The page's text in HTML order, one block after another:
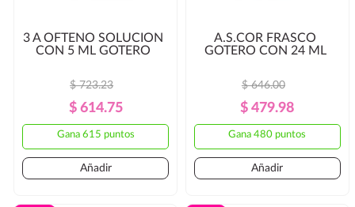
3 A OFTENO SOLUCION
CON 5 ML GOTERO
Precio
Regular
$ 723.23
Precio
$ 614.75
Gana 615 puntos
Añadir
A.S.COR FRASCO
GOTERO CON 24 ML
Precio
Regular
$ 646.00
Precio
$ 479.98
Gana 480 puntos
Añadir